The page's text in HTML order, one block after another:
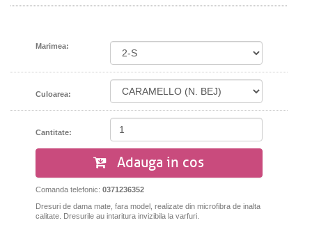
Marimea:
Culoarea:
Cantitate:
Adauga in cos
Comanda telefonic: 0371236352
Dresuri de dama mate, fara model, realizate din microfibra de inalta
calitate. Dresurile au intaritura invizibila la varfuri.